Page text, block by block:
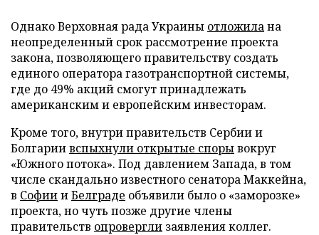
Однако Верховная рада Украины отложилана
неопределенный срок рассмотрение проекта
закона, позволяющего правительству создать
единого оператора газотранспортной системы,
где до 49% акций смогут принадлежать
американским и европейским инвесторам.
Кроме того, внутри правительств Сербии и
Болгариивспыхнули открытые спорывокруг
«Южного потока». Под давлением Запада, в том
числе скандально известного сенатора Маккейна,
в СофиииБелграде объявили было о «заморозке»
проекта, но чуть позже другие члены
правительств опровергли заявления коллег.